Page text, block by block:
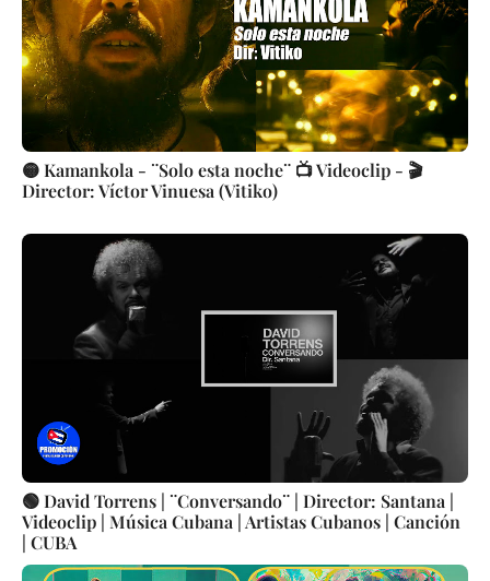
🟡 Kamankola - ¨Solo esta noche¨ 📺 Videoclip - 🎬
Director: Víctor Vinuesa (Vitiko)
🟢 David Torrens | ¨Conversando¨ | Director: Santana |
Videoclip | Música Cubana | Artistas Cubanos | Canción
| CUBA